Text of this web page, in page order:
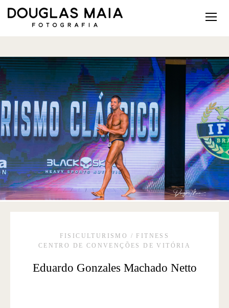
FISICULTURISMO / FITNESS
CENTRO DE CONVENÇÕES DE VITÓRIA
Eduardo Gonzales Machado Netto